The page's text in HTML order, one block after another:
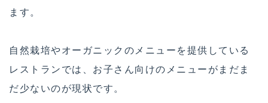
ます。
自然栽培やオーガニックのメニューを提供している
レストランでは、お子さん向けのメニューがまだま
だ少ないのが現状です。